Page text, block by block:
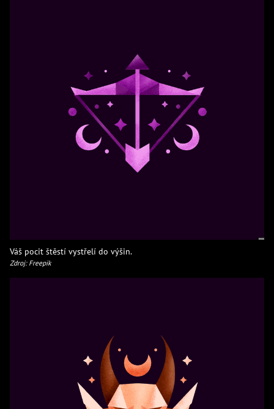
Váš pocit štěstí vystřelí do výšin.
Zdroj: Freepik